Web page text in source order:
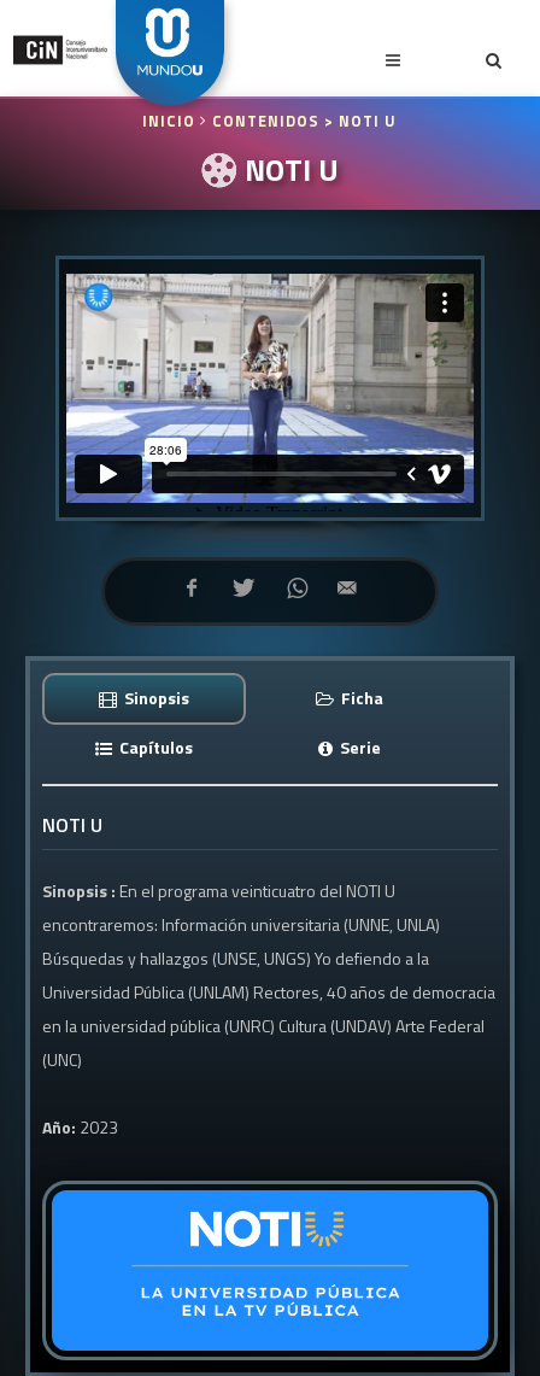
INICIO CONTENIDOS > NOTI U
NOTI U
Sinopsis
Ficha
Capítulos
Serie
NOTI U
Sinopsis : En el programa veinticuatro del NOTI U
encontraremos: Información universitaria (UNNE, UNLA)
Búsquedas y hallazgos (UNSE, UNGS) Yo defiendo a la
Universidad Pública (UNLAM) Rectores, 40 años de democracia
en la universidad pública (UNRC) Cultura (UNDAV) Arte Federal
(UNC)
Año: 2023